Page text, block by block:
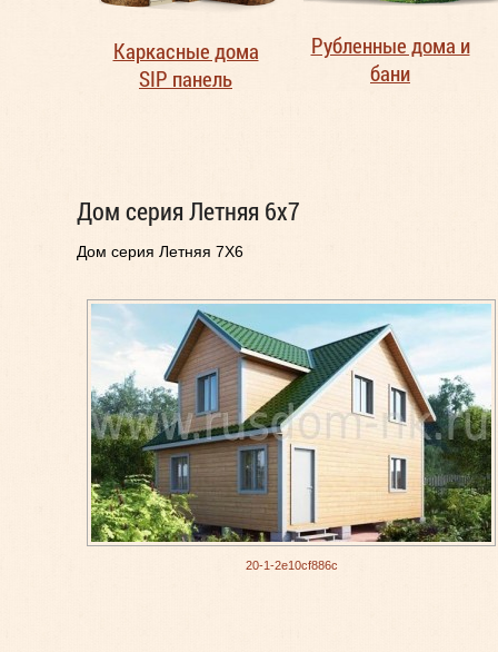
Каркасные дома
SIP панель
Рубленные дома и
бани
Дом серия Летняя 6x7
Дом серия Летняя 7X6
20-1-2e10cf886c